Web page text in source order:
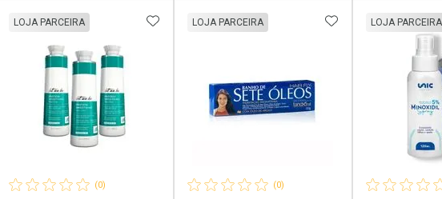
AOS FAVORITOS
(0)
LOJA PARCEIRA ADICIONAR AOS FAVORITOS
(0)
LOJA PARCEIRA ADICIONAR AOS
LOJA PARCEIRA